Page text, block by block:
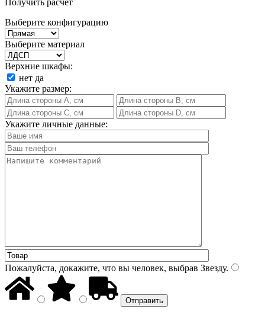
Выберите конфигурацию
Выберите материал
Верхние шкафы:
нет да
Укажите размер:
Укажите личные данные:
Пожалуйста, докажите, что вы человек, выбрав Звезду.